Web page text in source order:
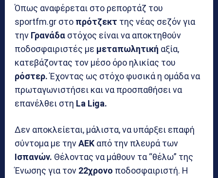
Όπως αναφέρεται στο ρεπορτάζ του
sportfm.gr στο πρότζεκτ της νέας σεζόν για
την Γρανάδα στόχος είναι να αποκτηθούν
ποδοσφαιριστές με μεταπωλητική αξία,
κατεβάζοντας τον μέσο όρο ηλικίας του
ρόστερ.Έχοντας ως στόχο φυσικά η ομάδα να
πρωταγωνιστήσει και να προσπαθήσει να
επανέλθει στη La Liga.
Δεν αποκλείεται, μάλιστα, να υπάρξει επαφή
σύντομα με τηνΑΕΚ από την πλευρά των
Ισπανών. Θέλοντας να μάθουν τα “θέλω” της
Ένωσης για τον 22χρονο ποδοσφαιριστή. Η